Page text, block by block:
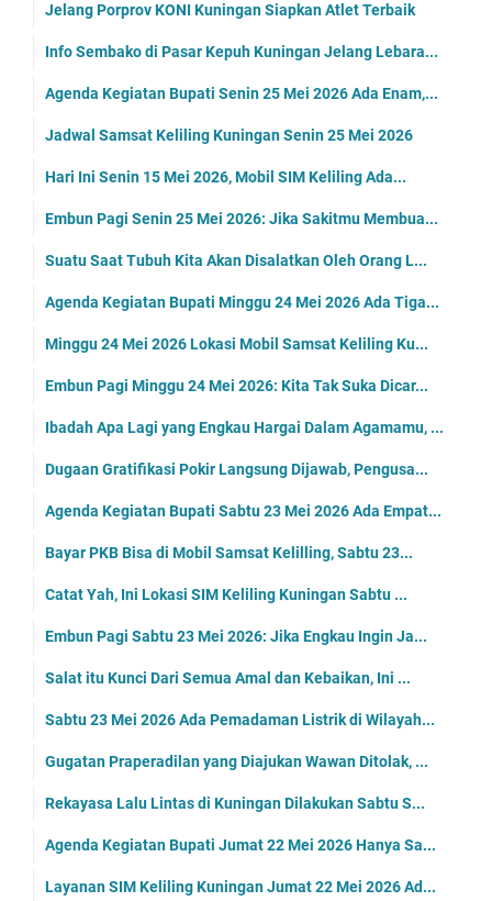
Jelang Porprov KONI Kuningan Siapkan Atlet Terbaik
Info Sembako di Pasar Kepuh Kuningan Jelang Lebara...
Agenda Kegiatan Bupati Senin 25 Mei 2026 Ada Enam,...
Jadwal Samsat Keliling Kuningan Senin 25 Mei 2026
Hari Ini Senin 15 Mei 2026, Mobil SIM Keliling Ada...
Embun Pagi Senin 25 Mei 2026: Jika Sakitmu Membua...
Suatu Saat Tubuh Kita Akan Disalatkan Oleh Orang L...
Agenda Kegiatan Bupati Minggu 24 Mei 2026 Ada Tiga...
Minggu 24 Mei 2026 Lokasi Mobil Samsat Keliling Ku...
Embun Pagi Minggu 24 Mei 2026: Kita Tak Suka Dicar...
Ibadah Apa Lagi yang Engkau Hargai Dalam Agamamu, ...
Dugaan Gratifikasi Pokir Langsung Dijawab, Pengusa...
Agenda Kegiatan Bupati Sabtu 23 Mei 2026 Ada Empat...
Bayar PKB Bisa di Mobil Samsat Kelilling, Sabtu 23...
Catat Yah, Ini Lokasi SIM Keliling Kuningan Sabtu ...
Embun Pagi Sabtu 23 Mei 2026: Jika Engkau Ingin Ja...
Salat itu Kunci Dari Semua Amal dan Kebaikan, Ini ...
Sabtu 23 Mei 2026 Ada Pemadaman Listrik di Wilayah...
Gugatan Praperadilan yang Diajukan Wawan Ditolak, ...
Rekayasa Lalu Lintas di Kuningan Dilakukan Sabtu S...
Agenda Kegiatan Bupati Jumat 22 Mei 2026 Hanya Sa...
Layanan SIM Keliling Kuningan Jumat 22 Mei 2026 Ad...